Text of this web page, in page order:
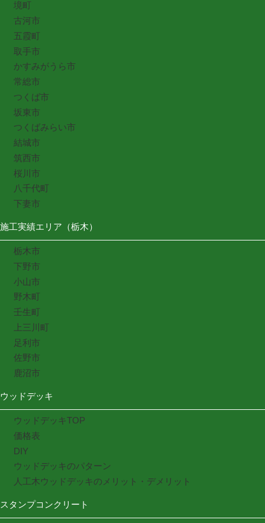
境町
古河市
五霞町
取手市
かすみがうら市
常総市
つくば市
坂東市
つくばみらい市
結城市
筑西市
桜川市
八千代町
下妻市
施工実績エリア（栃木）
栃木市
下野市
小山市
野木町
壬生町
上三川町
足利市
佐野市
鹿沼市
ウッドデッキ
ウッドデッキTOP
価格表
DIY
ウッドデッキのパターン
人工木ウッドデッキのメリット・デメリット
スタンプコンクリート